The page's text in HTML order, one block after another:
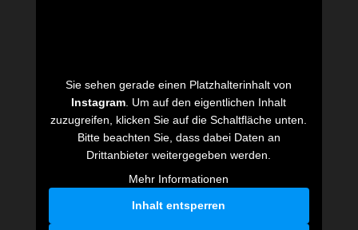
Sie sehen gerade einen Platzhalterinhalt von
Instagram. Um auf den eigentlichen Inhalt
zuzugreifen, klicken Sie auf die Schaltfläche unten.
Bitte beachten Sie, dass dabei Daten an
Drittanbieter weitergegeben werden.
Mehr Informationen
Inhalt entsperren